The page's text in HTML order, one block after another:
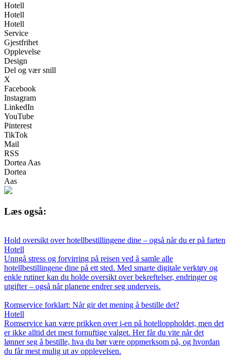
Hotell
Hotell
Hotell
Service
Gjestfrihet
Opplevelse
Design
Del og vær snill
X
Facebook
Instagram
LinkedIn
YouTube
Pinterest
TikTok
Mail
RSS
Dortea Aas
Dortea
Aas
Læs også:
Hold oversikt over hotellbestillingene dine – også når du er på farten
Hotell
Unngå stress og forvirring på reisen ved å samle alle
hotellbestillingene dine på ett sted. Med smarte digitale verktøy og
enkle rutiner kan du holde oversikt over bekreftelser, endringer og
utgifter – også når planene endrer seg underveis.
Romservice forklart: Når gir det mening å bestille det?
Hotell
Romservice kan være prikken over i-en på hotelloppholdet, men det
er ikke alltid det mest fornuftige valget. Her får du vite når det
lønner seg å bestille, hva du bør være oppmerksom på, og hvordan
du får mest mulig ut av opplevelsen.